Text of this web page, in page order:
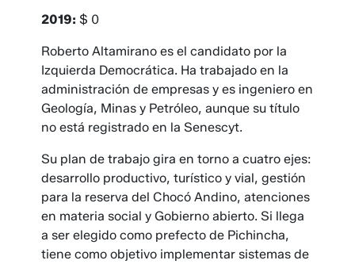
2019: $ 0
Roberto Altamirano es el candidato por la
Izquierda Democrática. Ha trabajado en la
administración de empresas y es ingeniero en
Geología, Minas y Petróleo, aunque su título
no está registrado en la Senescyt.
Su plan de trabajo gira en torno a cuatro ejes:
desarrollo productivo, turístico y vial, gestión
para la reserva del Chocó Andino, atenciones
en materia social y Gobierno abierto. Si llega
a ser elegido como prefecto de Pichincha,
tiene como objetivo implementar sistemas de